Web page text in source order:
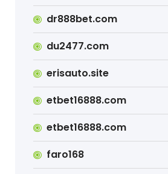
dr888bet.com
du2477.com
erisauto.site
etbet16888.com
etbet16888.com
faro168